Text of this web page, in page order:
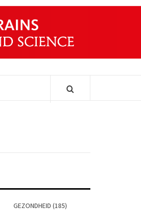
GEZONDHEID (185)